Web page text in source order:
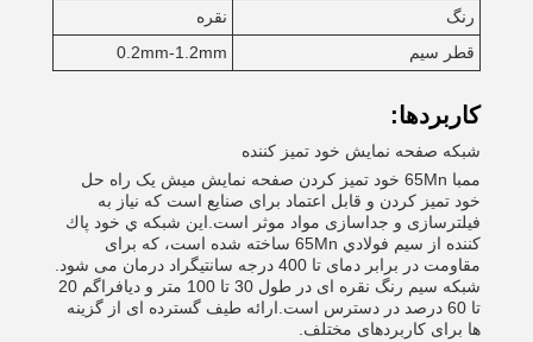
رنگ
نقره
قطر سیم
0.2mm-1.2mm
کاربردها:
شبكه صفحه نمایش خود تمیز كننده
ممبا 65Mn خود تمیز کردن صفحه نمایش میش یک راه حل
خود تمیز کردن و قابل اعتماد برای صنایع است که نیاز به
فیلترسازی و جداسازی مواد موثر است.اين شبكه ي خود پاك
كننده از سيم فولادي 65Mn ساخته شده است، که برای
مقاومت در برابر دمای تا 400 درجه سانتیگراد درمان می شود.
شبکه سیم رنگ نقره ای در طول 30 تا 100 متر و دیافراگم 20
تا 60 درصد در دسترس است.ارائه طیف گسترده ای از گزینه
ها برای کاربردهای مختلف.